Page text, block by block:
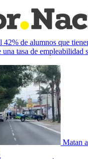
42% de alumnos que
una tasa de empleabilidad
Matan